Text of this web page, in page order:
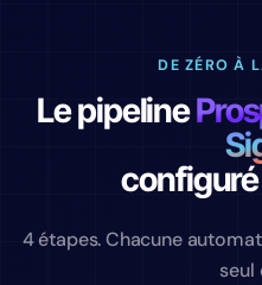
DE ZÉRO À
Le pipeline
4 étapes. Chacune
seul